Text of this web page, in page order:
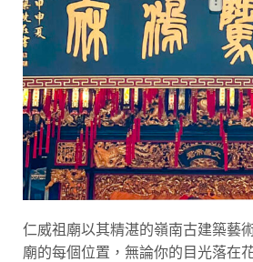
仁威祖廟以其精湛的嶺南古建築藝
廟的每個位置，無論你的目光落在